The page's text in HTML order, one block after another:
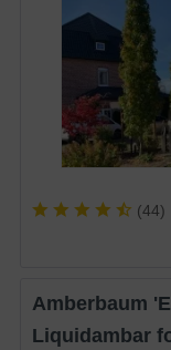
(44)
Amberbaum
Liquidambar